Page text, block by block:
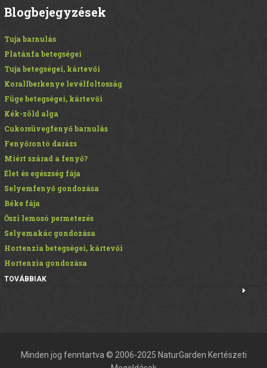
Blogbejegyzések
Tuja barnulás
Platánfa betegségei
Tuja betegségei, kártevői
Korallberkenye levélfoltosság
Füge betegségei, kártevői
Kék-zöld alga
Cukorsüvegfenyő barnulás
Fenyőrontó darázs
Miért szárad a fenyő?
Élet és egészség fája
Selyemfenyő gondozása
Béke fája
Őszi lemosó permetezés
Selyemakác gondozása
Hortenzia betegségei, kártevői
Hortenzia gondozása
TOVÁBBIAK
Minden jog fenntartva © 2006-2025 NaturGarden Kertészeti